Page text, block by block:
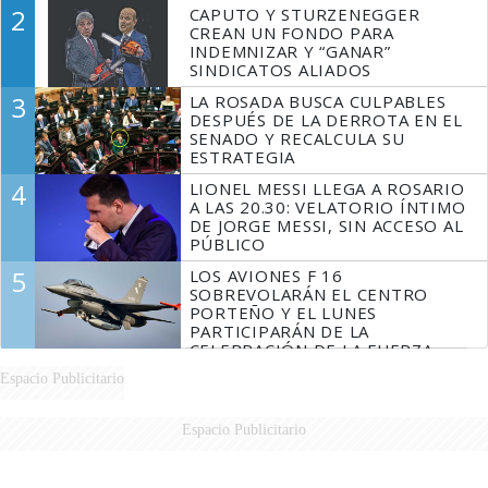
2
CAPUTO Y STURZENEGGER
CREAN UN FONDO PARA
INDEMNIZAR Y “GANAR”
SINDICATOS ALIADOS
3
LA ROSADA BUSCA CULPABLES
DESPUÉS DE LA DERROTA EN EL
SENADO Y RECALCULA SU
ESTRATEGIA
4
LIONEL MESSI LLEGA A ROSARIO
A LAS 20.30: VELATORIO ÍNTIMO
DE JORGE MESSI, SIN ACCESO AL
PÚBLICO
5
LOS AVIONES F 16
SOBREVOLARÁN EL CENTRO
PORTEÑO Y EL LUNES
PARTICIPARÁN DE LA
CELEBRACIÓN DE LA FUERZA
Espacio Publicitario
Espacio Publicitario